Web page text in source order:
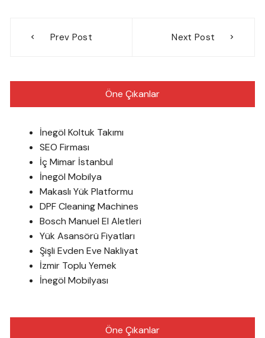
gezinmesi
Prev Post Next Post
Öne Çıkanlar
İnegöl Koltuk Takımı
SEO Firması
İç Mimar İstanbul
İnegöl Mobilya
Makaslı Yük Platformu
DPF Cleaning Machines
Bosch Manuel El Aletleri
Yük Asansörü Fiyatları
Şişli Evden Eve Nakliyat
İzmir Toplu Yemek
İnegöl Mobilyası
Öne Çıkanlar